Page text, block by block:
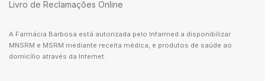
Livro de Reclamações Online
A Farmácia Barbosa está autorizada pelo Infarmed a disponibilizar
MNSRM e MSRM mediante receita médica, e produtos de saúde ao
domicílio através da Internet.